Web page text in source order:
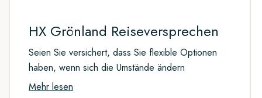
HX Grönland Reiseversprechen
Seien Sie versichert, dass Sie flexible Optionen
haben, wenn sich die Umstände ändern
Mehr lesen